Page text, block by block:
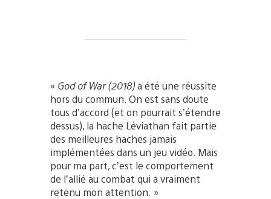
« God of War (2018)a été une réussite
hors du commun. On est sans doute
tous d’accord (et on pourrait s’étendre
dessus), la hache Léviathan fait partie
des meilleures haches jamais
implémentées dans un jeu vidéo. Mais
pour ma part, c’est le comportement
de l’allié au combat qui a vraiment
retenu mon attention. »